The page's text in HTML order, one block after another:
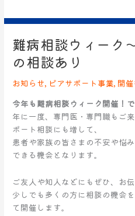
難病相談ウィーク
の相談あり
お知らせ, ピアサポート事業, 開
今年も難病相談ウィーク開催！
年に一度、専門医・専門職もご
ポート相談にも増して、
患者や家族の皆さまの不安や悩
できる機会となります。
ご友人や知人などにもぜひ、お伝
少しでも多くの方に相談の機会
て開催します。
難
病
相
談
ィ
ー
ク
～
専
医・
専
門